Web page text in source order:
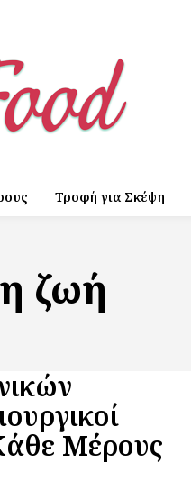
Τροφή για Σκέψη
ζωή
Μέρους